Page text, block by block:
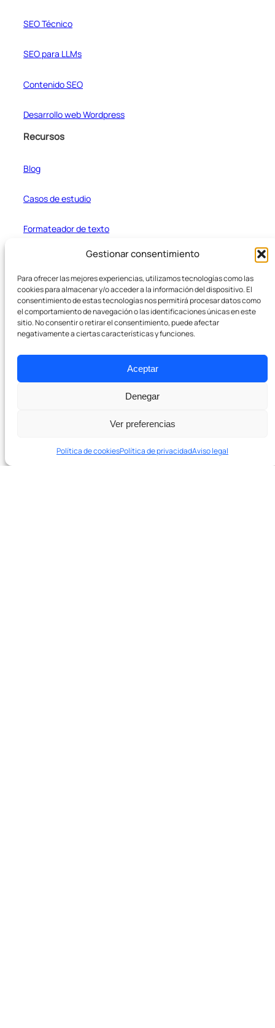
Gestionar consentimiento
Para ofrecer las mejores experiencias, utilizamos tecnologías como las
cookies para almacenar y/o acceder a la información del dispositivo. El
consentimiento de estas tecnologías nos permitirá procesar datos como
el comportamiento de navegación o las identificaciones únicas en este
sitio. No consentir o retirar el consentimiento, puede afectar
negativamente a ciertas características y funciones.
Aceptar
Denegar
Ver preferencias
Política de cookiesPolítica de privacidadAviso legal
SEO Técnico
SEO para LLMs
Contenido SEO
Desarrollo web Wordpress
Recursos
Blog
Casos de estudio
Formateador de texto
Sobre nosotros
Pódcast